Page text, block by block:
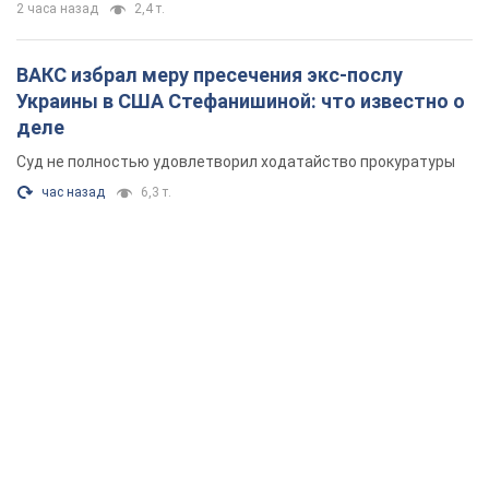
2 часа назад 2,4 т.
ВАКС избрал меру пресечения экс-послу
Украины в США Стефанишиной: что известно о
деле
Суд не полностью удовлетворил ходатайство прокуратуры
час назад 6,3 т.